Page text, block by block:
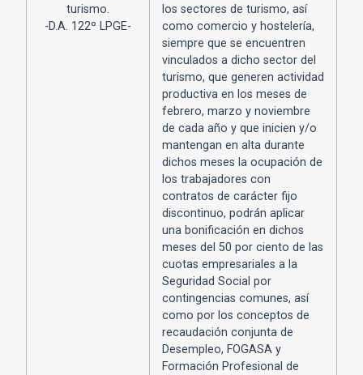
turismo.
-D.A. 122º LPGE-
los sectores de turismo, así
como comercio y hostelería,
siempre que se encuentren
vinculados a dicho sector del
turismo, que generen actividad
productiva en los meses de
febrero, marzo y noviembre
de cada año y que inicien y/o
mantengan en alta durante
dichos meses la ocupación de
los trabajadores con
contratos de carácter fijo
discontinuo, podrán aplicar
una bonificación en dichos
meses del 50 por ciento de las
cuotas empresariales a la
Seguridad Social por
contingencias comunes, así
como por los conceptos de
recaudación conjunta de
Desempleo, FOGASA y
Formación Profesional de